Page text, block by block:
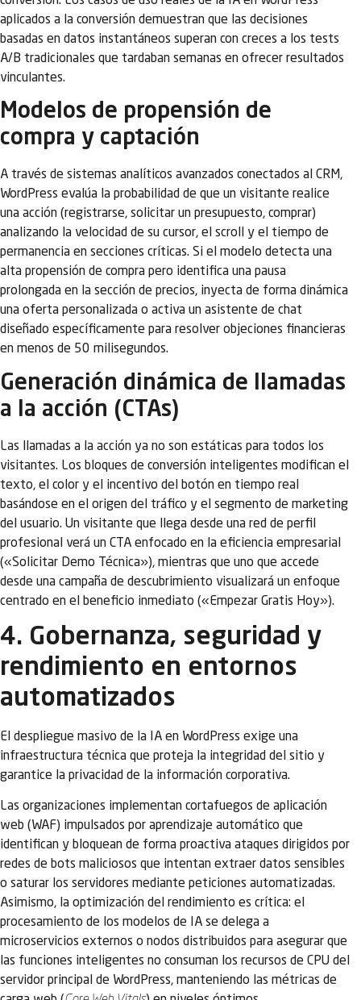
aplicados a la conversión demuestran que las decisiones
basadas en datos instantáneos superan con creces a los tests
A/B tradicionales que tardaban semanas en ofrecer resultados
vinculantes.
Modelos de propensión de
compra y captación
A través de sistemas analíticos avanzados conectados al CRM,
WordPress evalúa la probabilidad de que un visitante realice
una acción (registrarse, solicitar un presupuesto, comprar)
analizando la velocidad de su cursor, el scroll y el tiempo de
permanencia en secciones críticas. Si el modelo detecta una
alta propensión de compra pero identifica una pausa
prolongada en la sección de precios, inyecta de forma dinámica
una oferta personalizada o activa un asistente de chat
diseñado específicamente para resolver objeciones financieras
en menos de 50 milisegundos.
Generación dinámica de llamadas
a la acción (CTAs)
Las llamadas a la acción ya no son estáticas para todos los
visitantes. Los bloques de conversión inteligentes modifican el
texto, el color y el incentivo del botón en tiempo real
basándose en el origen del tráfico y el segmento de marketing
del usuario. Un visitante que llega desde una red de perfil
profesional verá un CTA enfocado en la eficiencia empresarial
(«Solicitar Demo Técnica»), mientras que uno que accede
desde una campaña de descubrimiento visualizará un enfoque
centrado en el beneficio inmediato («Empezar Gratis Hoy»).
4. Gobernanza, seguridad y
rendimiento en entornos
automatizados
El despliegue masivo de la IA en WordPress exige una
infraestructura técnica que proteja la integridad del sitio y
garantice la privacidad de la información corporativa.
Las organizaciones implementan cortafuegos de aplicación
web (WAF) impulsados por aprendizaje automático que
identifican y bloquean de forma proactiva ataques dirigidos por
redes de bots maliciosos que intentan extraer datos sensibles
o saturar los servidores mediante peticiones automatizadas.
Asimismo, la optimización del rendimiento es crítica: el
procesamiento de los modelos de IA se delega a
microservicios externos o nodos distribuidos para asegurar que
las funciones inteligentes no consuman los recursos de CPU del
servidor principal de WordPress, manteniendo las métricas de